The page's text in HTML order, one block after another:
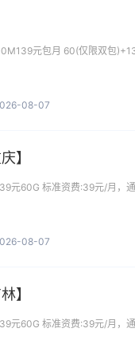
元包月 60(仅限双包
08-07
】
元60G 标准资费:39元/月，
08-07
】
元60G 标准资费:39元/月，